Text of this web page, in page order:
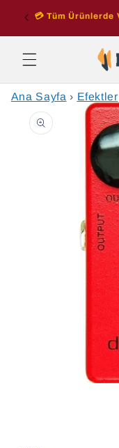
İçeriğe
atla
💳 Tüm Ürünlerde
Ana Sayfa › Efektler
Ürün
bilgisine
atla